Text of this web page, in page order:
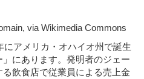
via Wikimedia Commons
にアメリカ・オハイオ州で誕生
にあります。発明者のジェー
飲食店で従業員による売上金